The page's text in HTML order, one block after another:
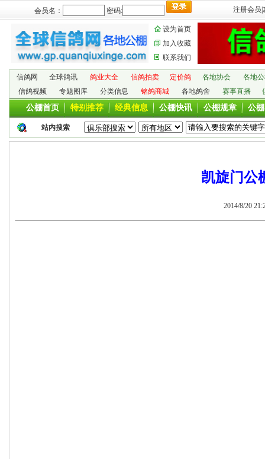
会员名： 密码: 注册会员
设为首页
加入收藏
联系我们
信鸽网 全球鸽讯 鸽业大全 信鸽拍卖 定价鸽 各地协会
各地
信鸽视频
专题图库 分类信息 铭鸽商城 各地鸽舍 赛事直播
公棚首页 特别推荐 经典信息 公棚快讯 公棚规章 公
站内搜索
凯旋门公
2014/8/20